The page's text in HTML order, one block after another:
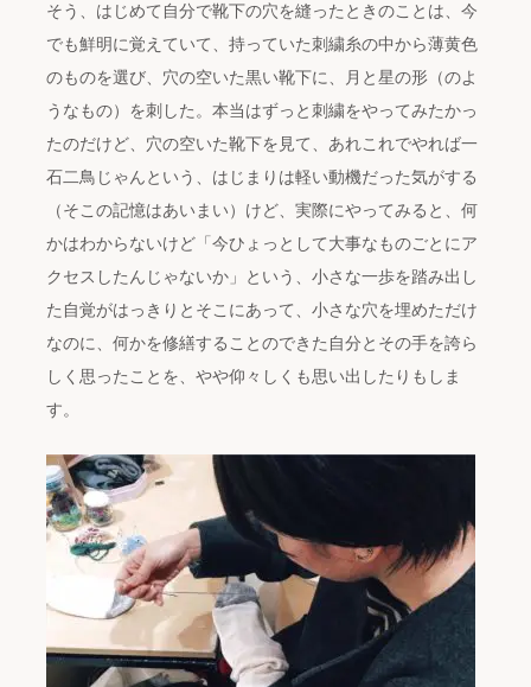
そう、はじめて自分で靴下の穴を縫ったときのことは、今
でも鮮明に覚えていて、持っていた刺繍糸の中から薄黄色
のものを選び、穴の空いた黒い靴下に、月と星の形（のよ
うなもの）を刺した。本当はずっと刺繍をやってみたかっ
たのだけど、穴の空いた靴下を見て、あれこれでやれば一
石二鳥じゃんという、はじまりは軽い動機だった気がする
（そこの記憶はあいまい）けど、実際にやってみると、何
かはわからないけど「今ひょっとして大事なものごとにア
クセスしたんじゃないか」という、小さな一歩を踏み出し
た自覚がはっきりとそこにあって、小さな穴を埋めただけ
なのに、何かを修繕することのできた自分とその手を誇ら
しく思ったことを、やや仰々しくも思い出したりもしま
す。